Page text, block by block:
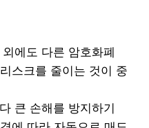
에도 다른 암호화폐
스크를 줄이는 것이 중
큰 손해를 방지하기